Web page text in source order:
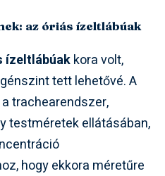
az óriás ízeltlábúak
ízeltlábúakkora volt,
tett lehetővé. A
trachearendszer,
testméretek ellátásában,
hogy ekkora méretűre